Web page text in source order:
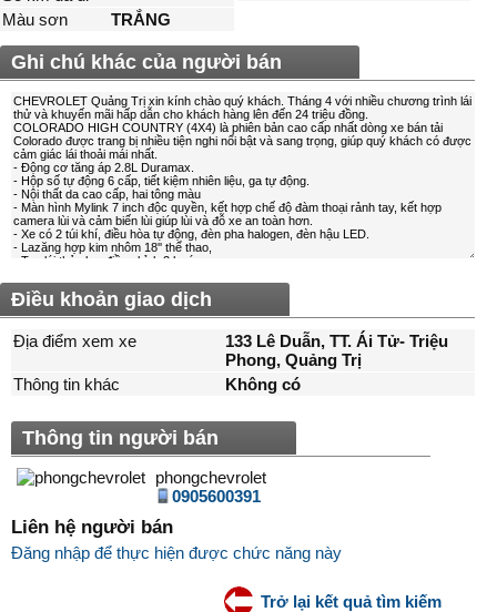
Màu sơn
TRẮNG
Ghi chú khác của người bán
Điều khoản giao dịch
Địa điểm xem xe
133 Lê Duẫn, TT. Ái Tử- Triệu
Phong, Quảng Trị
Thông tin khác
Không có
Thông tin người bán
phongchevrolet
0905600391
Liên hệ người bán
Đăng nhập để thực hiện được chức năng này
Trở lại kết quả tìm kiếm